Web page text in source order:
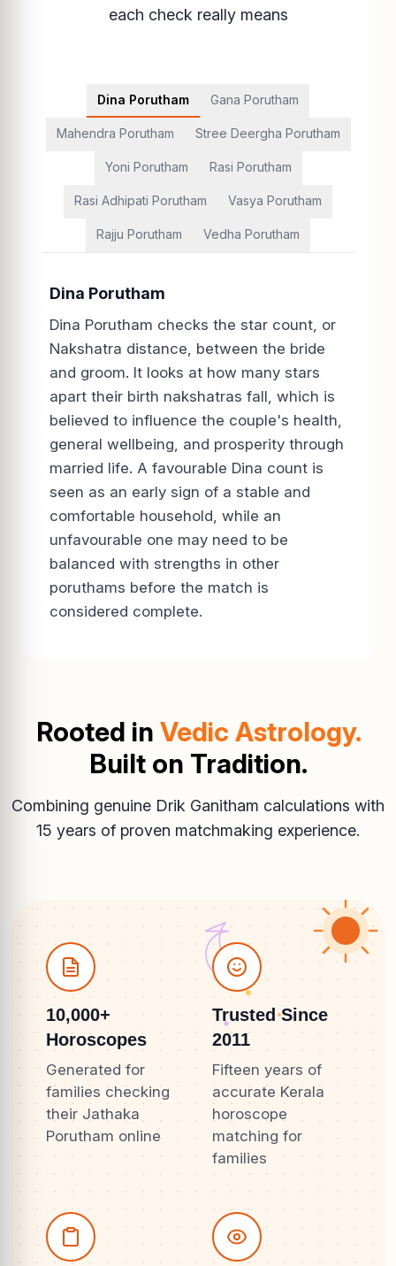
each check really means
Dina Porutham Gana Porutham
Mahendra Porutham Stree Deergha Porutham
Yoni Porutham Rasi Porutham
Rasi Adhipati Porutham Vasya Porutham
Rajju Porutham Vedha Porutham
Dina Porutham
Dina Porutham checks the star count, or
Nakshatra distance, between the bride
and groom. It looks at how many stars
apart their birth nakshatras fall, which is
believed to influence the couple's health,
general wellbeing, and prosperity through
married life. A favourable Dina count is
seen as an early sign of a stable and
comfortable household, while an
unfavourable one may need to be
balanced with strengths in other
poruthams before the match is
considered complete.
Rooted in Vedic Astrology.
Built on Tradition.
Combining genuine Drik Ganitham calculations with
15 years of proven matchmaking experience.
10,000+
Horoscopes
Generated for
families checking
their Jathaka
Porutham online
Trusted Since
2011
Fifteen years of
accurate Kerala
horoscope
matching for
families